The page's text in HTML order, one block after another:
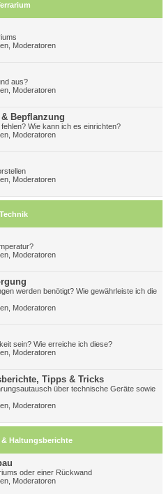
Moderatoren
aus?
Moderatoren
Bepflanzung
Wie kann ich es einrichten?
Moderatoren
Moderatoren
Technik
Moderatoren
werden benötigt? Wie gewährleiste ich die
Moderatoren
sein? Wie erreiche ich diese?
Moderatoren
Tipps & Tricks
über technische Geräte sowie
Moderatoren
Haltungsberichte
oder einer Rückwand
Moderatoren